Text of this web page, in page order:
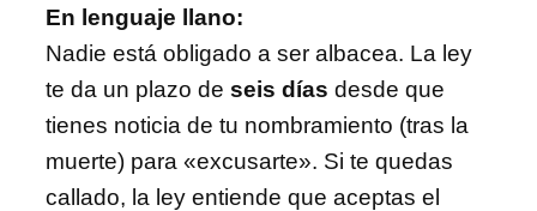
En lenguaje llano:
Nadie está obligado a ser albacea. La ley
te da un plazo de seis días desde que
tienes noticia de tu nombramiento (tras la
muerte) para «excusarte». Si te quedas
callado, la ley entiende que aceptas el